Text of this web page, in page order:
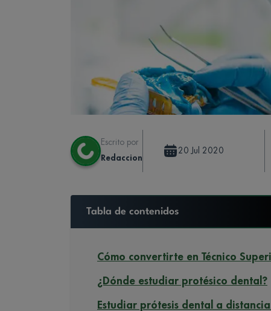
Escrito por
Redaccion
20 Jul 2020
Tabla de contenidos
Cómo convertirte en Técnico
¿Dónde estudiar protésico dental?
Estudiar prótesis dental a